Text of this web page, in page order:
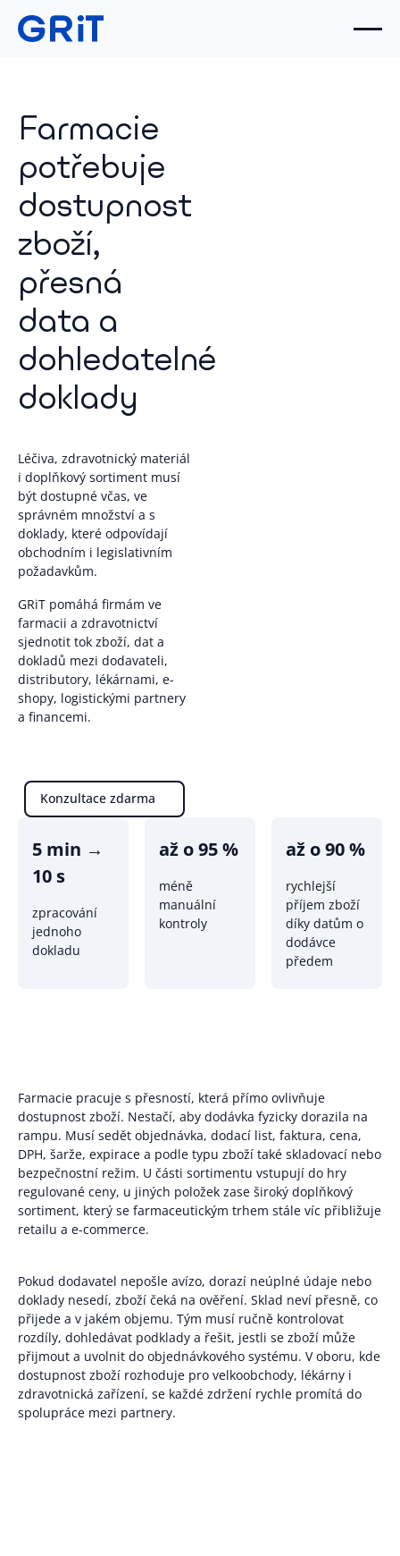
Farmacie
potřebuje
dostupnost
zboží,
přesná
data a
dohledatelné
doklady
Léčiva, zdravotnický materiál
i doplňkový sortiment musí
být dostupné včas, ve
správném množství a s
doklady, které odpovídají
obchodním i legislativním
požadavkům.
GRiT pomáhá firmám ve
farmacii a zdravotnictví
sjednotit tok zboží, dat a
dokladů mezi dodavateli,
distributory, lékárnami, e-
shopy, logistickými partnery
a financemi.
Konzultace zdarma
5 min →
10 s
zpracování
jednoho
dokladu
až o 95 %
méně
manuální
kontroly
až o 90 %
rychlejší
příjem zboží
díky datům o
dodávce
předem
Farmacie pracuje s přesností, která přímo ovlivňuje
dostupnost zboží. Nestačí, aby dodávka fyzicky dorazila na
rampu. Musí sedět objednávka, dodací list, faktura, cena,
DPH, šarže, expirace a podle typu zboží také skladovací nebo
bezpečnostní režim. U části sortimentu vstupují do hry
regulované ceny, u jiných položek zase široký doplňkový
sortiment, který se farmaceutickým trhem stále víc přibližuje
retailu a e-commerce.
Pokud dodavatel nepošle avízo, dorazí neúplné údaje nebo
doklady nesedí, zboží čeká na ověření. Sklad neví přesně, co
přijede a v jakém objemu. Tým musí ručně kontrolovat
rozdíly, dohledávat podklady a řešit, jestli se zboží může
přijmout a uvolnit do objednávkového systému. V oboru, kde
dostupnost zboží rozhoduje pro velkoobchody, lékárny i
zdravotnická zařízení, se každé zdržení rychle promítá do
spolupráce mezi partnery.